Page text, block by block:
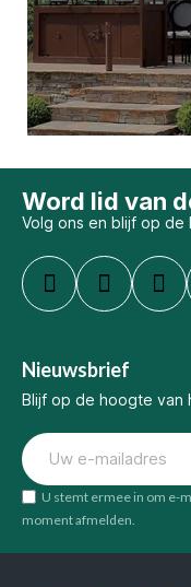
Word lid van
Volg ons en blijf op
Nieuwsbrief
Blijf op de hoogte van
U stemt ermee in om e-
moment afmelden.